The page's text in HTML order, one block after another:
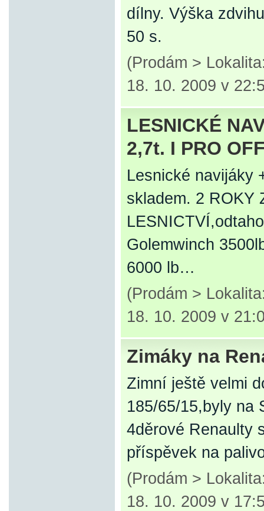
dílny. Výška
50 s.
(Prodám >
18. 10. 2009 v
LESNICKÉ
2,7t. I PRO
Lesnické navijáky
skladem. 2 ROKY
Golemwinch
6000 lb…
(Prodám >
18. 10. 2009 v
Zimáky na
Zimní ještě velmi
185/65/15,byly na
4děrové Renaulty
příspěvek na
(Prodám >
18. 10. 2009 v